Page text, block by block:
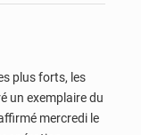
plus forts, les
un exemplaire du
mercredi le